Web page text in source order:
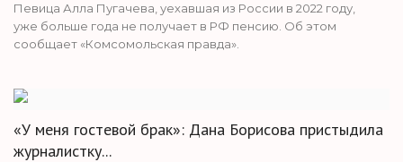
Обратная связь
Политика
Певица Алла Пугачева, уехавшая из России в 2022 году,
уже больше года не получает в РФ пенсию. Об этом
сообщает «Комсомольская правда».
«У меня гостевой брак»: Дана Борисова пристыдила
журналистку...